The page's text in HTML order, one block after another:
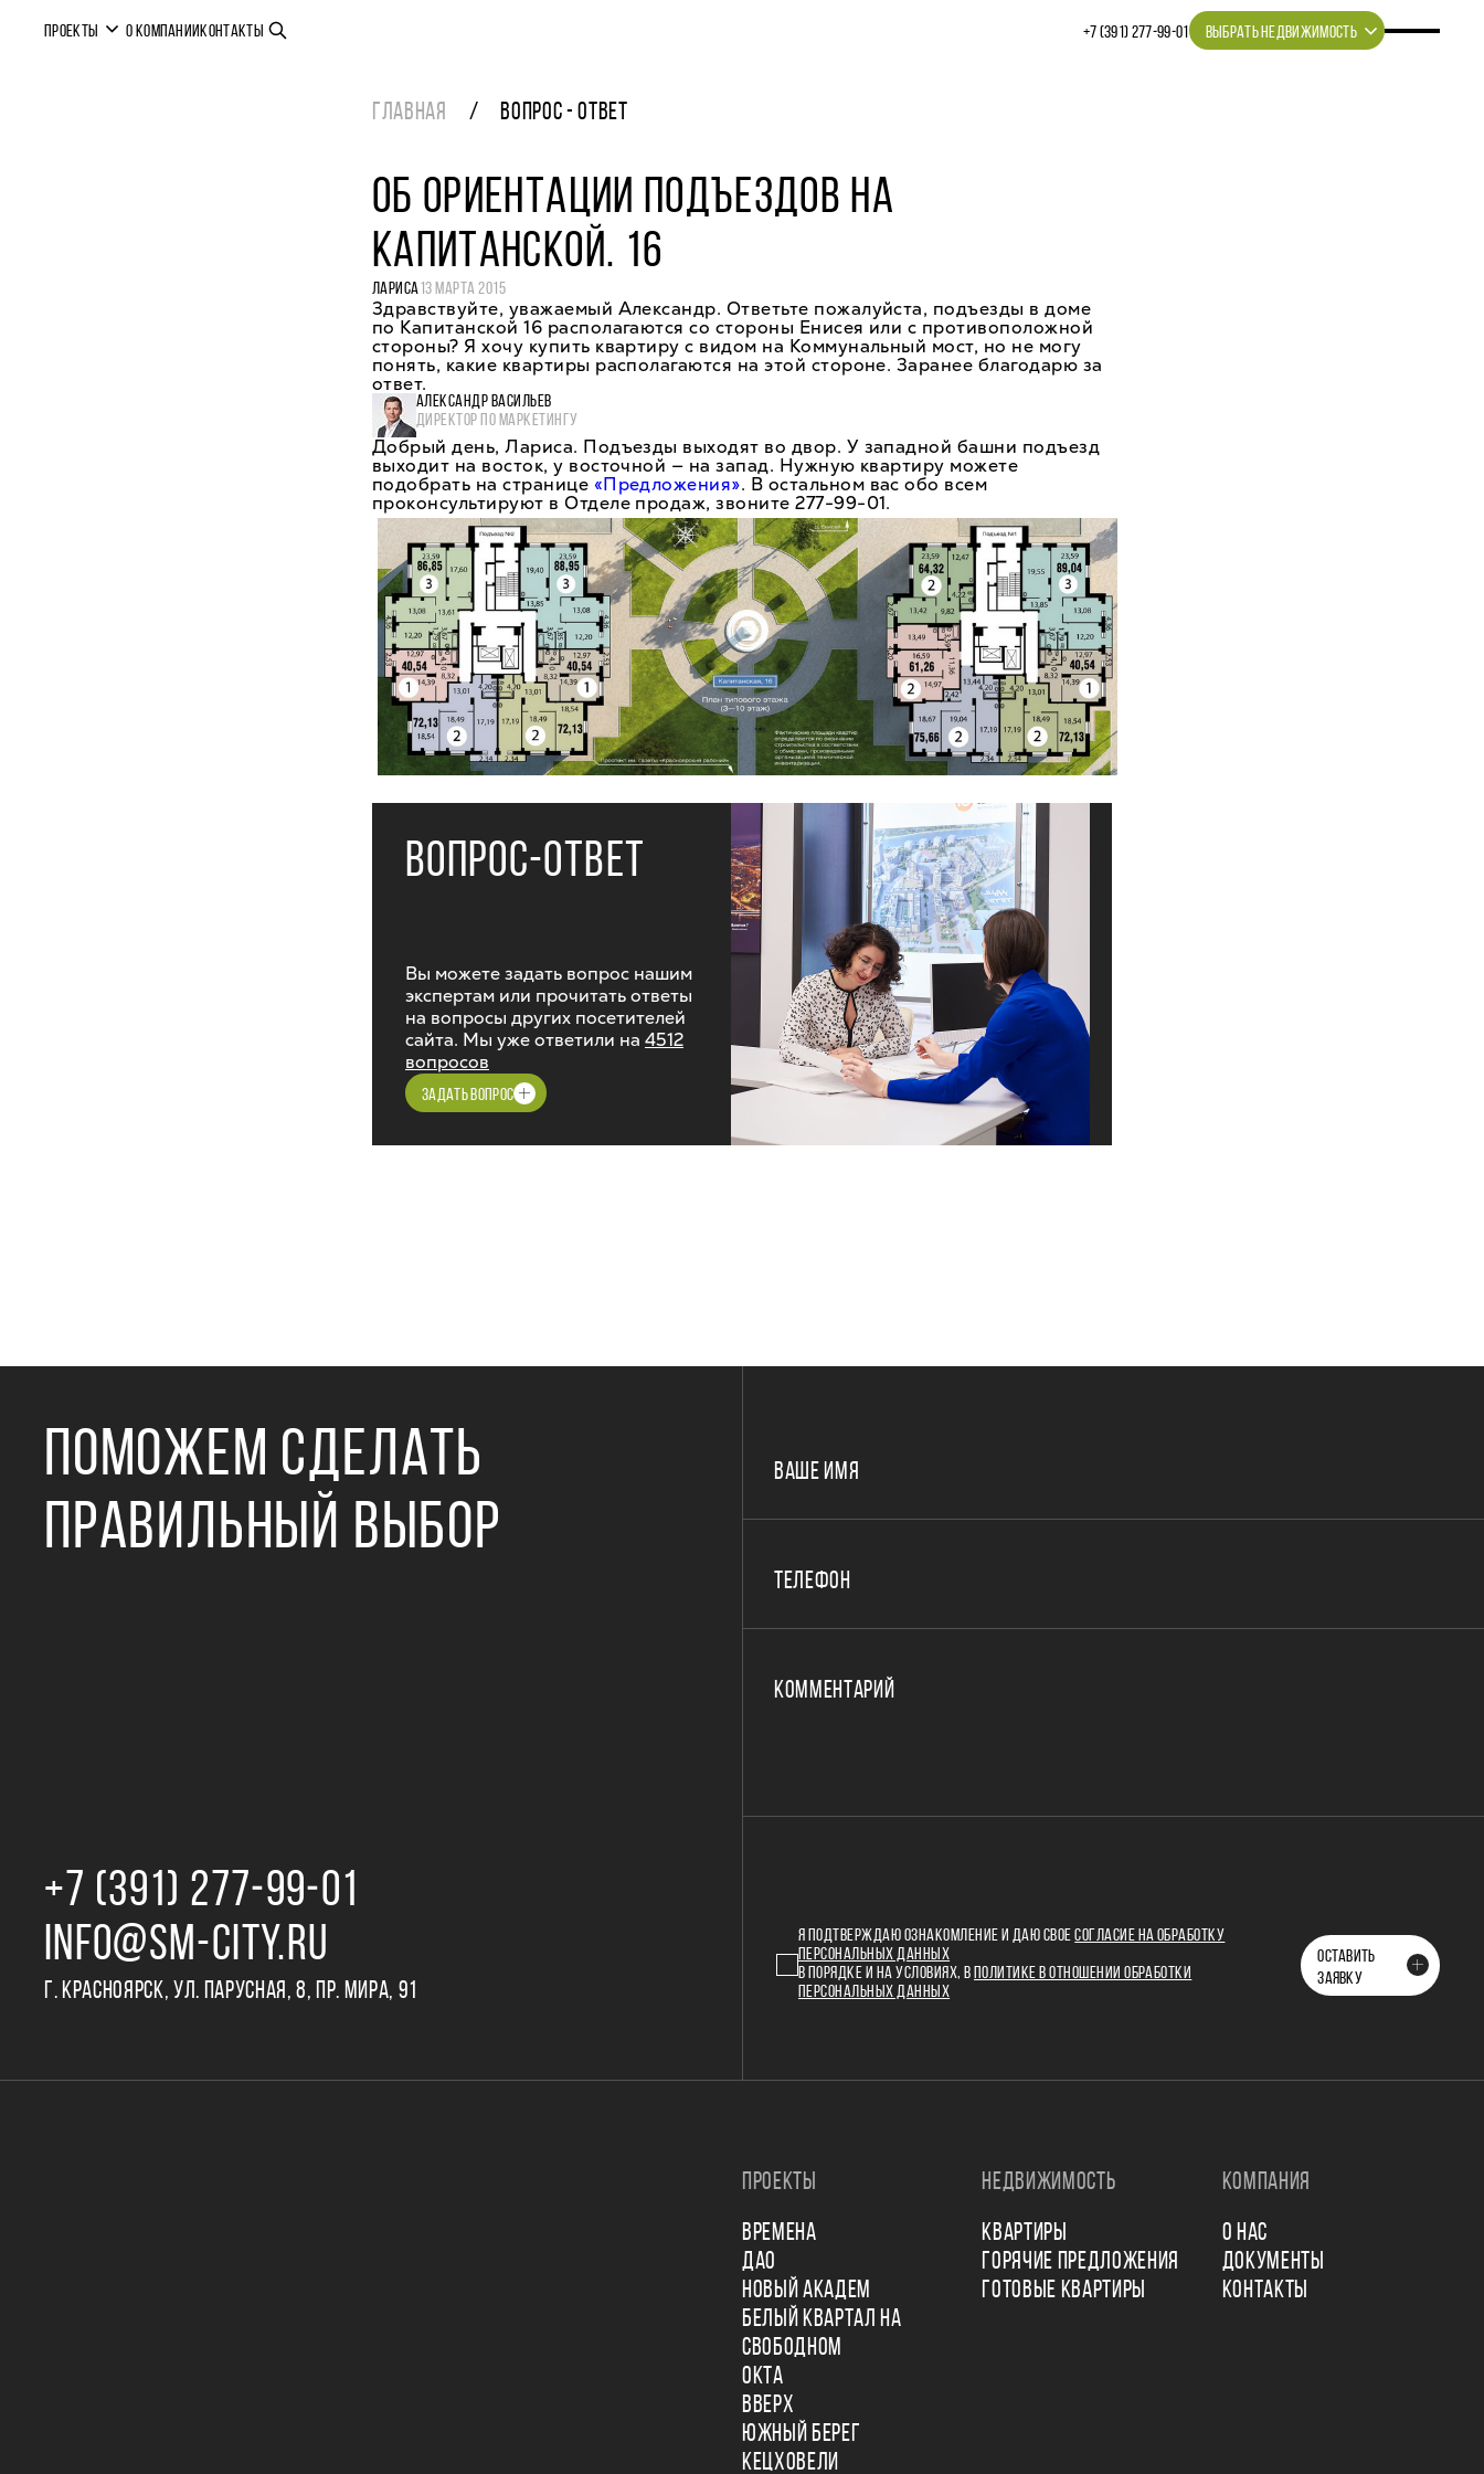
ПРОЕКТЫ О КОМПАНИИКОНТАКТЫ +7 (391) 277‒99‒01 ВЫБРАТЬ НЕДВИЖИМОСТЬ
ГЛАВНАЯ ВОПРОС - ОТВЕТ
ОБ ОРИЕНТАЦИИ ПОДЪЕЗДОВ НА
КАПИТАНСКОЙ. 16
ЛАРИСА13 МАРТА 2015
Здравствуйте, уважаемый Александр. Ответьте пожалуйста, подъезды в доме
по Капитанской 16 располагаются со стороны Енисея или с противоположной
стороны? Я хочу купить квартиру с видом на Коммунальный мост, но не могу
понять, какие квартиры располагаются на этой стороне. Заранее благодарю за
ответ.
АЛЕКСАНДР ВАСИЛЬЕВ
ДИРЕКТОР ПО МАРКЕТИНГУ
Добрый день, Лариса. Подъезды выходят во двор. У западной башни подъезд
выходит на восток, у восточной — на запад. Нужную квартиру можете
подобрать на странице «Предложения». В остальном вас обо всем
проконсультируют в Отделе продаж, звоните 277-99-01.
ВОПРОС-ОТВЕТ
Вы можете задать вопрос нашим
экспертам или прочитать ответы
на вопросы других посетителей
сайта. Мы уже ответили на 4512
вопросов
ЗАДАТЬ ВОПРОС
ПОМОЖЕМ СДЕЛАТЬ
ПРАВИЛЬНЫЙ ВЫБОР
+7 (391) 277‒99‒01
INFO@SM-CITY.RU
Г. КРАСНОЯРСК, УЛ. ПАРУСНАЯ, 8, ПР. МИРА, 91
ВАШЕ ИМЯ
ТЕЛЕФОН
КОММЕНТАРИЙ
Я ПОДТВЕРЖДАЮ ОЗНАКОМЛЕНИЕ И ДАЮ СВОЕСОГЛАСИЕ НА ОБРАБОТКУ
ПЕРСОНАЛЬНЫХ ДАННЫХ
В ПОРЯДКЕ И НА УСЛОВИЯХ, В
ПОЛИТИКЕ В ОТНОШЕНИИ ОБРАБОТКИ
ПЕРСОНАЛЬНЫХ ДАННЫХ
ОСТАВИТЬ
ЗАЯВКУ
ПРОЕКТЫ
ВРЕМЕНА
ДАО
НОВЫЙ АКАДЕМ
БЕЛЫЙ КВАРТАЛ НА
СВОБОДНОМ
ОКТА
ВВЕРХ
ЮЖНЫЙ БЕРЕГ
КЕЦХОВЕЛИ
НЕДВИЖИМОСТЬ
КВАРТИРЫ
ГОРЯЧИЕ ПРЕДЛОЖЕНИЯ
ГОТОВЫЕ КВАРТИРЫ
КОМПАНИЯ
О НАС
ДОКУМЕНТЫ
КОНТАКТЫ